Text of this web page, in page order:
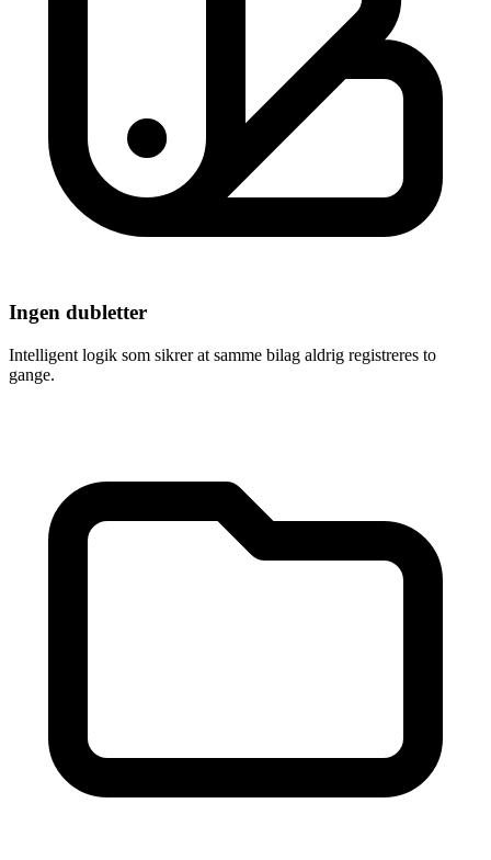
Ingen dubletter
Intelligent logik som sikrer at samme bilag aldrig registreres to
gange.